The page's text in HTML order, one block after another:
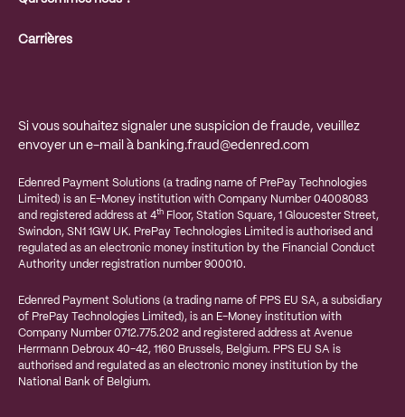
Carrières
Si vous souhaitez signaler une suspicion de fraude, veuillez
envoyer un e-mail à banking.fraud@edenred.com
Edenred Payment Solutions (a trading name of PrePay Technologies
Limited) is an E-Money institution with Company Number 04008083
and registered address at 4th Floor, Station Square, 1 Gloucester Street,
Swindon, SN1 1GW UK. PrePay Technologies Limited is authorised and
regulated as an electronic money institution by the Financial Conduct
Authority under registration number 900010.
Edenred Payment Solutions (a trading name of PPS EU SA, a subsidiary
of PrePay Technologies Limited), is an E-Money institution with
Company Number 0712.775.202 and registered address at Avenue
Herrmann Debroux 40-42, 1160 Brussels, Belgium. PPS EU SA is
authorised and regulated as an electronic money institution by the
National Bank of Belgium.